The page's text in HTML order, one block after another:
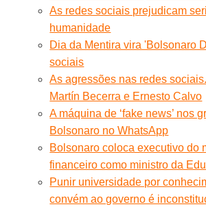
As redes sociais prejudicam
humanidade
Dia da Mentira vira 'Bolsonaro
sociais
As agressões nas redes
Martín Becerra e Ernesto Calvo
A máquina de ‘fake news’ nos
Bolsonaro no WhatsApp
Bolsonaro coloca executivo do
financeiro como ministro da
Punir universidade por
convém ao governo é